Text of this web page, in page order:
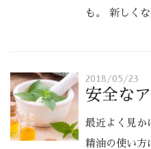
も。 新しく
2018/05/23
安全な
最近よく見か
精油の使い方